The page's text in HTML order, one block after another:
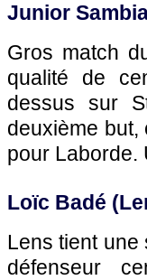
Junior
Gros match
qualité de
dessus sur
deuxième
pour Laborde.
Loïc Badé
Lens tient une
défenseur